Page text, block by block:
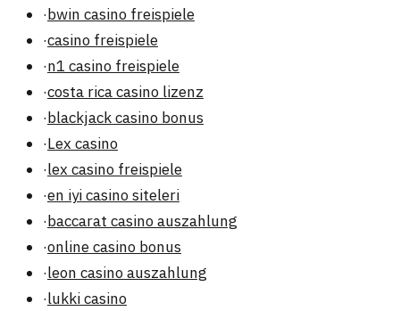
·bwin casino freispiele
·casino freispiele
·n1 casino freispiele
·costa rica casino lizenz
·blackjack casino bonus
·Lex casino
·lex casino freispiele
·en iyi casino siteleri
·baccarat casino auszahlung
·online casino bonus
·leon casino auszahlung
·lukki casino